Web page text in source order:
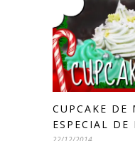
CUPCAKE DE
ESPECIAL DE